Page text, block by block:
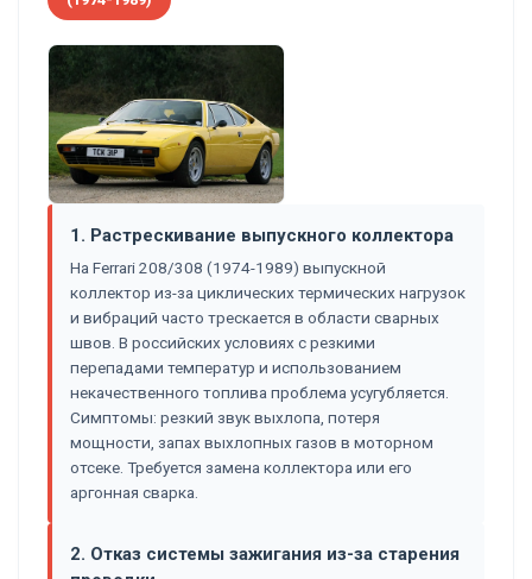
1. Растрескивание выпускного коллектора
На Ferrari 208/308 (1974-1989) выпускной
коллектор из-за циклических термических нагрузок
и вибраций часто трескается в области сварных
швов. В российских условиях с резкими
перепадами температур и использованием
некачественного топлива проблема усугубляется.
Симптомы: резкий звук выхлопа, потеря
мощности, запах выхлопных газов в моторном
отсеке. Требуется замена коллектора или его
аргонная сварка.
2. Отказ системы зажигания из-за старения